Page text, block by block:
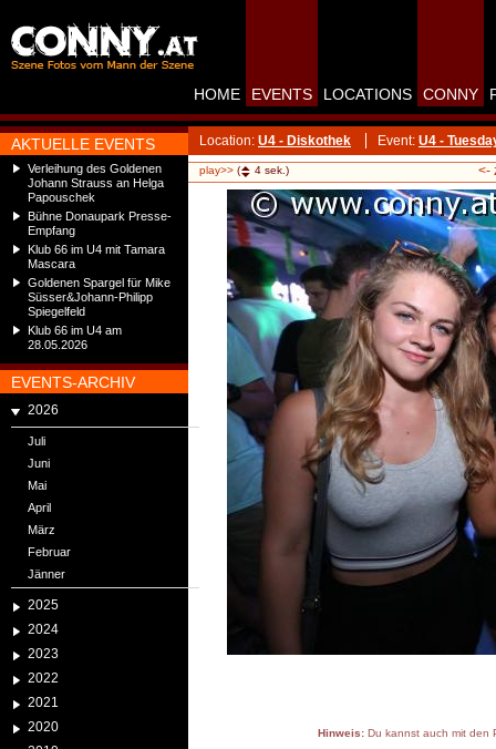
AKTUELLE EVENTS
Verleihung des Goldenen
Johann Strauss an Helga
Papouschek
Bühne Donaupark Presse-
Empfang
Klub 66 im U4 mit Tamara
Mascara
Goldenen Spargel für Mike
Süsser&Johann-Philipp
Spiegelfeld
Klub 66 im U4 am
28.05.2026
EVENTS-ARCHIV
2026
Juli
Juni
Mai
April
März
Februar
Jänner
2025
2024
2023
2022
2021
2020
HOME EVENTS LOCATIONS CONNY
Location: U4 - Diskothek Event: U4 -
play>> ( 4 sek.) <-
Hinweis:Du kannst auch mit den